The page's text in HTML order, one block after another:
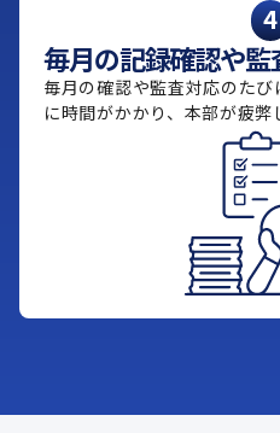
4
毎月の記録確認や
毎月の確認や監査対応のた
に時間がかかり、本部が疲弊